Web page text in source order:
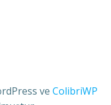
ve ColibriWP